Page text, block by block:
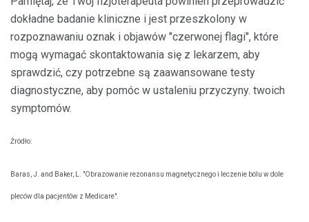
dokładne badanie kliniczne i jest przeszkolony w
rozpoznawaniu oznak i objawów "czerwonej flagi", które
mogą wymagać skontaktowania się z lekarzem, aby
sprawdzić, czy potrzebne są zaawansowane testy
diagnostyczne, aby pomóc w ustaleniu przyczyny. twoich
symptomów.
Źródło:
Baras, J. and Baker, L. "Obrazowanie rezonansu magnetycznego i leczenie bólu w dole
pleców dla pacjentów z Medicare".